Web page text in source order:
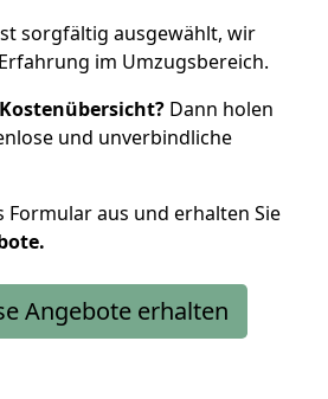
sorgfältig ausgewählt, wir
im Umzugsbereich.
Kostenübersicht? Dann holen
und unverbindliche
Formular aus und erhalten Sie
Angebote erhalten